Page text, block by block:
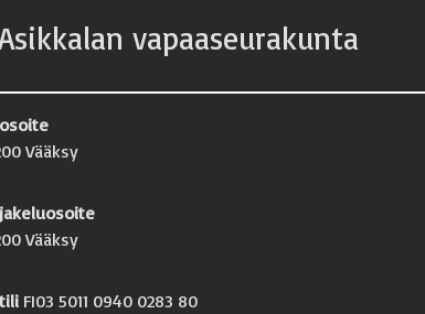
vapaaseurakunta
Vääksy
Vääksy
FI03 5011 0940 0283 80